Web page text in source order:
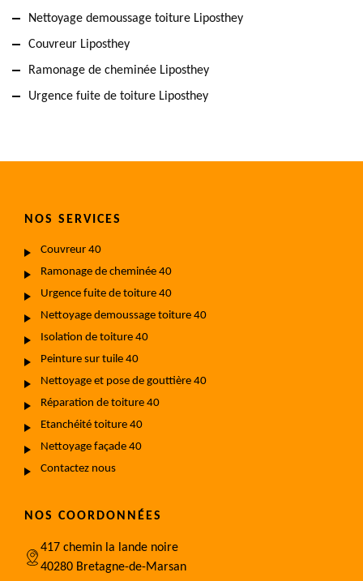
Nettoyage demoussage toiture Liposthey
Couvreur Liposthey
Ramonage de cheminée Liposthey
Urgence fuite de toiture Liposthey
NOS SERVICES
Couvreur 40
Ramonage de cheminée 40
Urgence fuite de toiture 40
Nettoyage demoussage toiture 40
Isolation de toiture 40
Peinture sur tuile 40
Nettoyage et pose de gouttière 40
Réparation de toiture 40
Etanchéité toiture 40
Nettoyage façade 40
Contactez nous
NOS COORDONNÉES
417 chemin la lande noire
40280 Bretagne-de-Marsan